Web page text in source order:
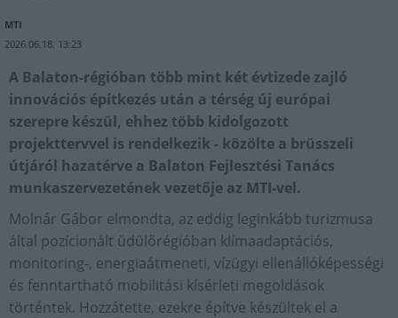
MTI
2026.06.18. 13:23
A Balaton-régióban több mint két évtizede zajló
innovációs építkezés után a térség új európai
szerepre készül, ehhez több kidolgozott
projekttervvel is rendelkezik - közölte a brüsszeli
útjáról hazatérve a Balaton Fejlesztési Tanács
munkaszervezetének vezetője az MTI-vel.
Molnár Gábor elmondta, az eddig leginkább turizmusa
által pozícionált üdülőrégióban klímaadaptációs,
monitoring-, energiaátmeneti, vízügyi ellenállóképességi
és fenntartható mobilitási kísérleti megoldások
történtek. Hozzátette, ezekre építve készültek el a